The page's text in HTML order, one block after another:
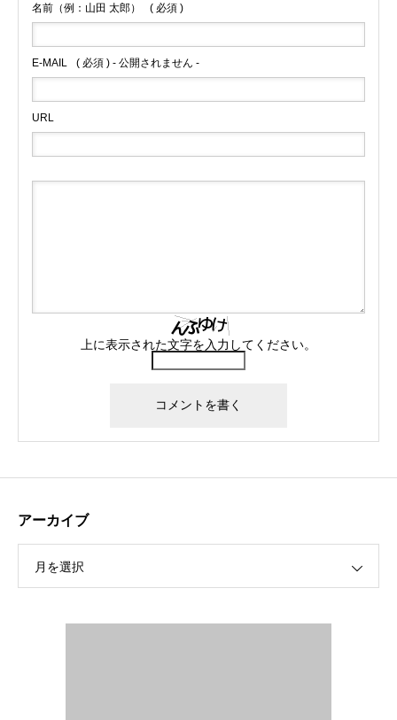
名前（例：山田 太郎） ( 必須 )
E-MAIL ( 必須 ) - 公開されません -
URL
上に表示された文字を入力してください。
アーカイブ
月を選択